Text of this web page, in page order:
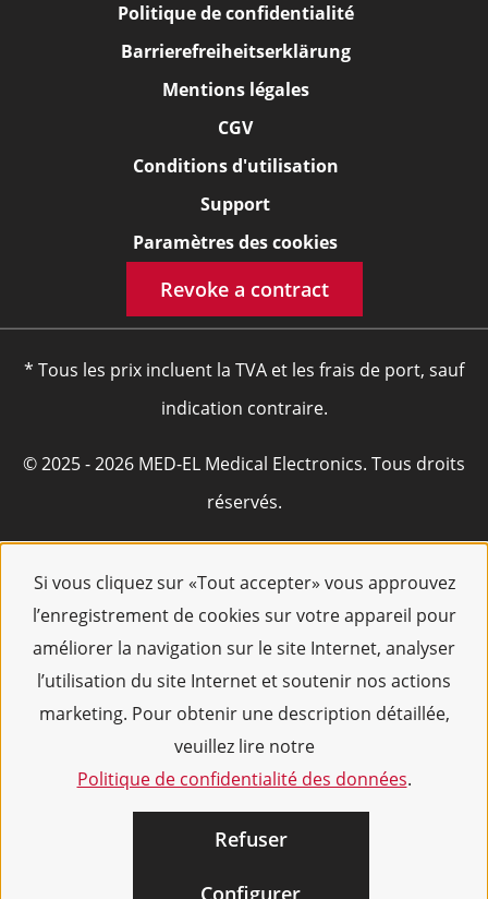
Si vous cliquez sur «Tout accepter» vous approuvez
l’enregistrement de cookies sur votre appareil pour
améliorer la navigation sur le site Internet, analyser
l’utilisation du site Internet et soutenir nos actions
marketing. Pour obtenir une description détaillée,
veuillez lire notre
Politique de confidentialité des données.
Refuser
Configurer
Politique de confidentialité
Barrierefreiheitserklärung
Mentions légales
CGV
Conditions d'utilisation
Support
Paramètres des cookies
Revoke a contract
* Tous les prix incluent la TVA et les frais de port, sauf
indication contraire.
© 2025 - 2026 MED-EL Medical Electronics. Tous droits
réservés.